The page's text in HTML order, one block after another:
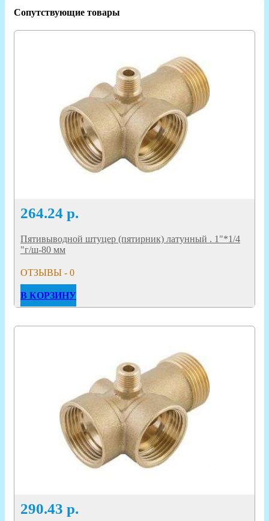
Сопутствующие товары
264.24 р.
Пятивыводной штуцер (пятирник) латунный . 1"*1/4
"г/ш-80 мм
ОТЗЫВЫ - 0
В КОРЗИНУ
290.43 р.